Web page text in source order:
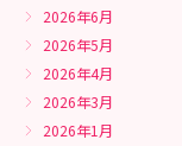
2026年6月
2026年5月
2026年4月
2026年3月
2026年1月